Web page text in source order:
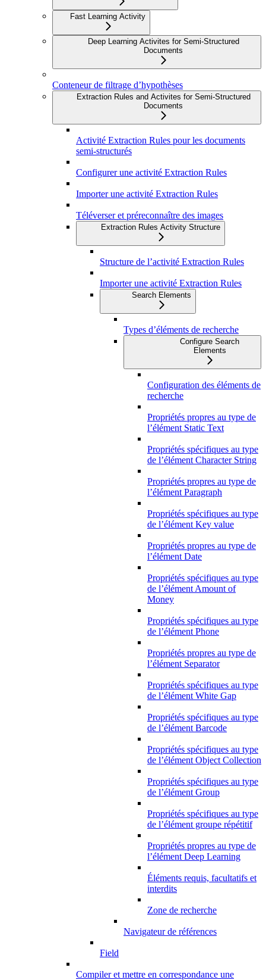
Fast Learning Activity
Deep Learning Activites for Semi-Structured
Documents
Conteneur de filtrage d’hypothèses
Extraction Rules and Activites for Semi-Structured
Documents
Activité Extraction Rules pour les documents
semi-structurés
Configurer une activité Extraction Rules
Importer une activité Extraction Rules
Téléverser et préreconnaître des images
Extraction Rules Activity Structure
Structure de l’activité Extraction Rules
Importer une activité Extraction Rules
Search Elements
Types d’éléments de recherche
Configure Search
Elements
Configuration des éléments de
recherche
Propriétés propres au type de
l’élément Static Text
Propriétés spécifiques au type
de l’élément Character String
Propriétés propres au type de
l’élément Paragraph
Propriétés spécifiques au type
de l’élément Key value
Propriétés propres au type de
l’élément Date
Propriétés spécifiques au type
de l’élément Amount of
Money
Propriétés spécifiques au type
de l’élément Phone
Propriétés propres au type de
l’élément Separator
Propriétés spécifiques au type
de l’élément White Gap
Propriétés spécifiques au type
de l’élément Barcode
Propriétés spécifiques au type
de l’élément Object Collection
Propriétés spécifiques au type
de l’élément Group
Propriétés spécifiques au type
de l’élément groupe répétitif
Propriétés propres au type de
l’élément Deep Learning
Éléments requis, facultatifs et
interdits
Zone de recherche
Navigateur de références
Field
Compiler et mettre en correspondance une